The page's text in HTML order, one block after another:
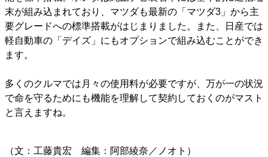
末が組み込まれており、マツダも最新の「マツダ3」から主
要グレードへの標準搭載がはじまりました。また、日産では
軽自動車の「デイズ」にもオプションで組み込むことができ
ます。
多くのクルマでは月々の使用料が必要ですが、万が一の状況
で命を守るためにも機能を理解して契約しておくのがマスト
と言えますね。
（文：工藤貴宏 編集：阿部綾奈／ノオト）